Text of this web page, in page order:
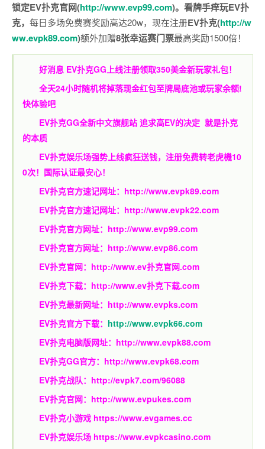
锁定EV扑克官网(http://www.evp99.com)。 看牌手痒玩EV扑
克， 每日多场免费赛奖励高达20w，现在注册EV扑克(http://w
ww.evpk89.com)额外加赠8张幸运赛门票最高奖励1500倍！
好消息 EV扑克GG上线注册领取350美金新玩家礼包！
全天24小时随机将掉落现金红包至牌局底池或玩家余额!
快体验吧
EV扑克GG全新中文旗舰站 追求高EV的决定 就是扑克
的本质
EV扑克娱乐场强势上线疯狂送钱，注册免费转老虎機10
0次！国际认证最安心！
EV扑克官方速记网址： http://www.evpk89.com
EV扑克官方速记网址： http://www.evpk22.com
EV扑克官方网址： http://www.evp99.com
EV扑克官方网址： http://www.evp86.com
EV扑克官网： http://www.ev扑克官网.com
EV扑克下载： http://www.ev扑克下载.com
EV扑克最新网址： http://www.evpks.com
EV扑克官方下载： http://www.evpk66.com
EV扑克电脑版网址： http://www.evpk88.com
EV扑克GG官方： http://www.evpk68.com
EV扑克战队： http://evpk7.com/96088
EV扑克官网： http://www.evpukes.com
EV扑克小游戏 https://www.evgames.cc
EV扑克娱乐场 https://www.evpkcasino.com